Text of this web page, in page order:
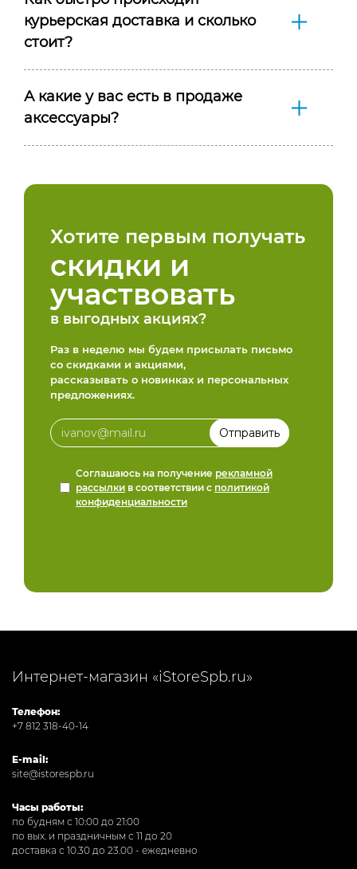
курьерская доставка и сколько
стоит?
А какие у вас есть в продаже
аксессуары?
Хотите первым получать
скидки и
участвовать
в выгодных акциях?
Раз в неделю мы будем присылать письмо
со скидками и акциями,
рассказывать о новинках и персональных
предложениях.
Соглашаюсь на получение рекламной
рассылки в соответствии с политикой
конфиденциальности
Интернет-магазин «iStoreSpb.ru»
Телефон:
+7 812 318-40-14
E-mail:
site@istorespb.ru
Часы работы:
по будням с 10:00 до 21:00
по вых. и праздничным с 11 до 20
доставка с 10.30 до 23.00 - ежедневно